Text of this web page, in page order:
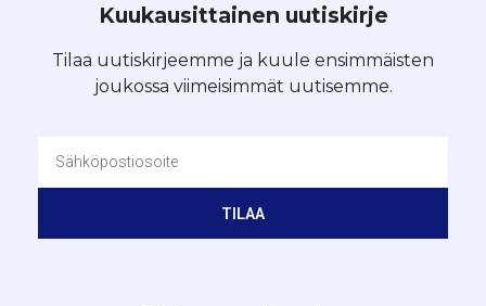
Kuukausittainen uutiskirje
Tilaa uutiskirjeemme ja kuule ensimmäisten
joukossa viimeisimmät uutisemme.
TILAA